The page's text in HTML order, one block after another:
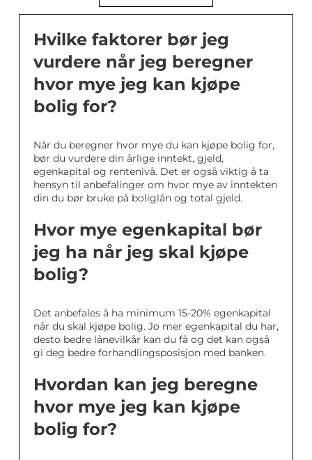
Hvilke faktorer bør jeg
vurdere når jeg beregner
hvor mye jeg kan kjøpe
bolig for?
Når du beregner hvor mye du kan kjøpe bolig for,
bør du vurdere din årlige inntekt, gjeld,
egenkapital og rentenivå. Det er også viktig å ta
hensyn til anbefalinger om hvor mye av inntekten
din du bør bruke på boliglån og total gjeld.
Hvor mye egenkapital bør
jeg ha når jeg skal kjøpe
bolig?
Det anbefales å ha minimum 15-20% egenkapital
når du skal kjøpe bolig. Jo mer egenkapital du har,
desto bedre lånevilkår kan du få og det kan også
gi deg bedre forhandlingsposisjon med banken.
Hvordan kan jeg beregne
hvor mye jeg kan kjøpe
bolig for?